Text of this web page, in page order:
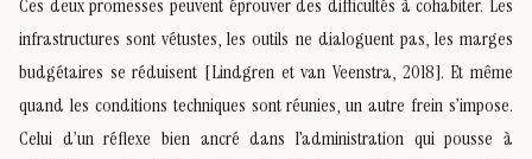
Ces deux promesses peuvent éprouver des difficultés à cohabiter. Les
infrastructures sont vétustes, les outils ne dialoguent pas, les marges
budgétaires se réduisent [Lindgren et van Veenstra, 2018]. Et même
quand les conditions techniques sont réunies, un autre frein s’impose.
Celui d’un réflexe bien ancré dans l’administration qui pousse à